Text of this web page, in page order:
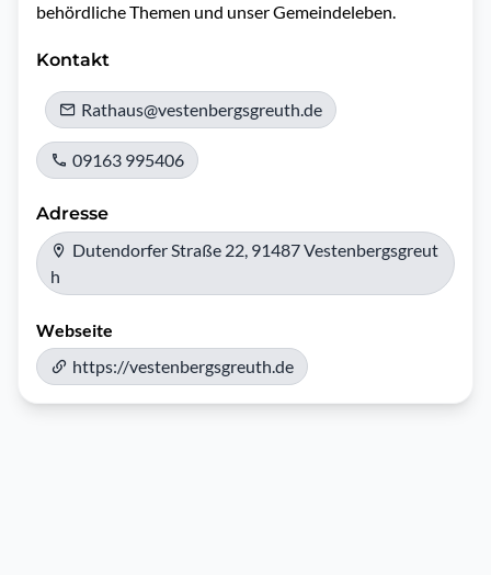
behördliche Themen und unser Gemeindeleben.
Kontakt
Rathaus@vestenbergsgreuth.de
09163 995406
Adresse
Dutendorfer Straße 22, 91487 Vestenbergsgreut
h
Webseite
https://vestenbergsgreuth.de